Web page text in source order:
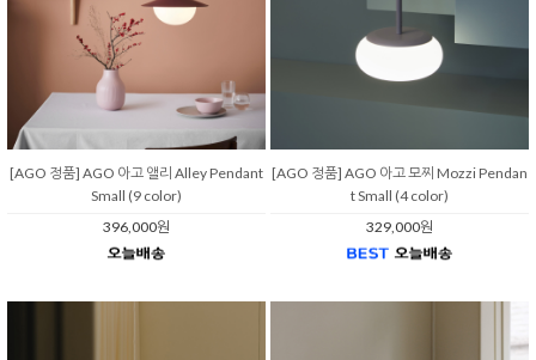
[AGO 정품] AGO 아고 앨리 Alley Pendant
Small (9 color)
396,000원
[AGO 정품] AGO 아고 모찌 Mozzi Pendan
t Small (4 color)
329,000원